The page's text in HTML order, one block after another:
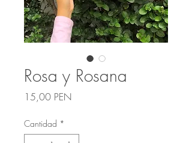
Rosa y Rosana
15,00 PENPrecio
Cantidad *